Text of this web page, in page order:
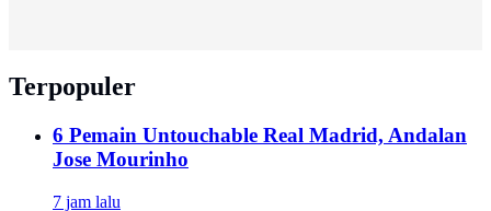
Terpopuler
6 Pemain Untouchable Real Madrid, Andalan
Jose Mourinho
7 jam lalu